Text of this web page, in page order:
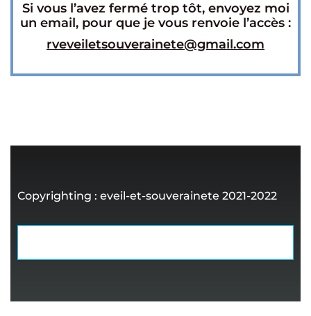
Si vous l’avez fermé trop tôt, envoyez moi
un email, pour que je vous renvoie l’accès :
rveveiletsouverainete@gmail.com
Copyrighting : eveil-et-souverainete 2021-2022